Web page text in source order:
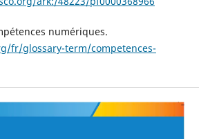
numériques.
fr/glossary-term/competences-